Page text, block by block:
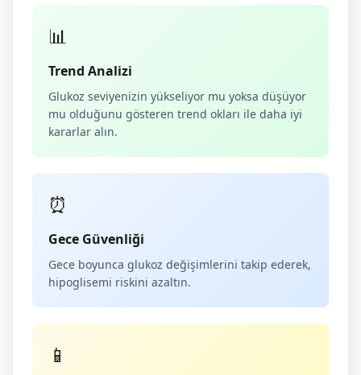
📊
Trend Analizi
Glukoz seviyenizin yükseliyor mu yoksa düşüyor
mu olduğunu gösteren trend okları ile daha iyi
kararlar alın.
⏰
Gece Güvenliği
Gece boyunca glukoz değişimlerini takip ederek,
hipoglisemi riskini azaltın.
📱